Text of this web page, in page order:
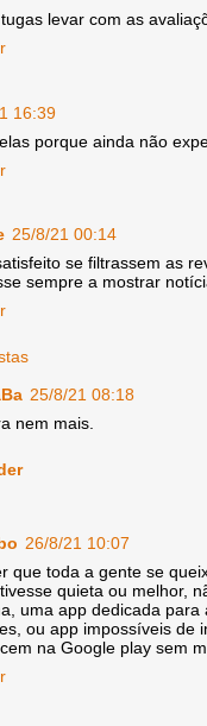
levar com as
16:39
porque ainda não
25/8/21 00:14
se filtrassem as
sempre a mostrar
25/8/21 08:18
nem mais.
26/8/21 10:07
que toda a gente se
quieta ou melhor,
uma app dedicada
ou app impossíveis de
na Google play sem